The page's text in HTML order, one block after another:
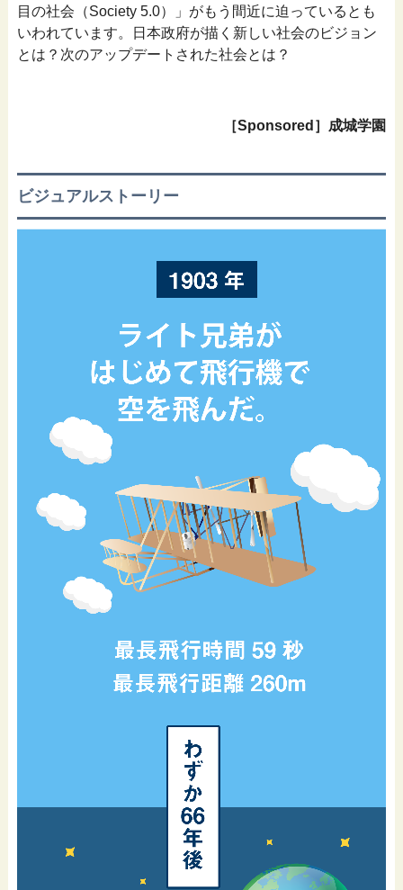
目の社会（Society 5.0）」がもう間近に迫っているとも
いわれています。日本政府が描く新しい社会のビジョン
とは？次のアップデートされた社会とは？
［Sponsored］成城学園
ビジュアルストーリー